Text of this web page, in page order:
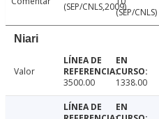
(SEP/CNLS,2009)(SEP/CNLS)
Niari
Valor
3500.00
1338.00